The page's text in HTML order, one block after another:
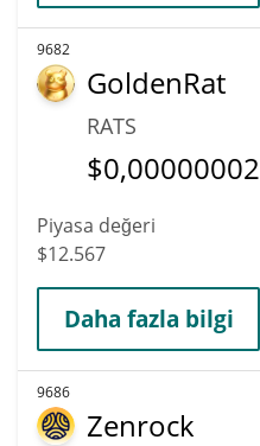
9682
GoldenRat
RATS
$0,00000002
Piyasa değeri
$12.567
Daha fazla bilgi
9686
Zenrock